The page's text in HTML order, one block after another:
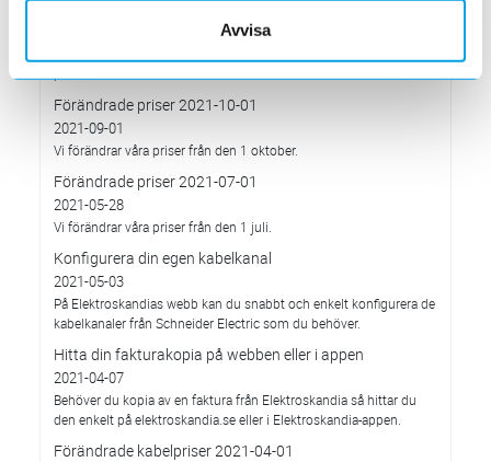
Avvisa
Med anledning av rådande omvärldsläge så justerar
Förändrade priser 2021-10-01
2021-09-01
Vi förändrar våra priser från den 1 oktober.
Förändrade priser 2021-07-01
2021-05-28
Vi förändrar våra priser från den 1 juli.
Konfigurera din egen kabelkanal
2021-05-03
På Elektroskandias webb kan du snabbt och enkelt konfigurera de
kabelkanaler från Schneider Electric som du behöver.
Hitta din fakturakopia på webben eller i appen
2021-04-07
Behöver du kopia av en faktura från Elektroskandia så hittar du
den enkelt på elektroskandia.se eller i Elektro­skandia-appen.
Förändrade kabelpriser 2021-04-01